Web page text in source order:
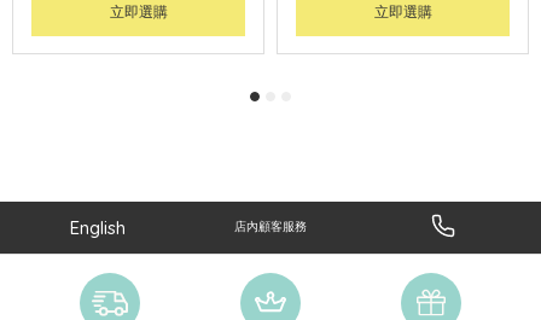
立即選購 立即選購
English 店內顧客服務